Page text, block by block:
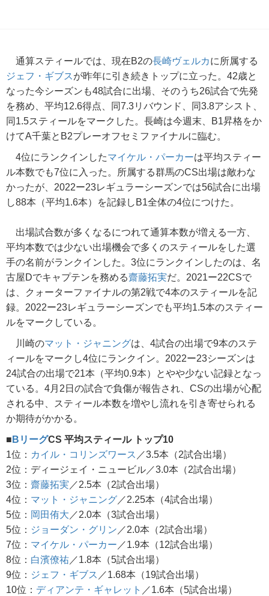
通算スティールでは、現在B2の長崎ヴェルカに所属する
ジェフ・ギブスが昨年に引き続きトップに立った。42歳と
なった今シーズンも48試合に出場、そのうち26試合で先発
を務め、平均12.6得点、同7.3リバウンド、同3.8アシスト、
同1.5スティールをマークした。長崎は今週末、B1昇格をか
けてA千葉とB2プレーオフセミファイナルに臨む。
4位にランクインしたマイケル・パーカーは平均スティー
ル本数でも7位に入った。所属する群馬のCS出場は敵わな
かったが、2022ー23レギュラーシーズンでは56試合に出場
し88本（平均1.6本）を記録しB1全体の4位につけた。
出場試合数が多くなるにつれて通算本数が増える一方、
平均本数では少ない出場機会で多くのスティールをした選
手の名前がランクインした。3位にランクインしたのは、名
古屋Dでキャプテンを務める齋藤拓実だ。2021ー22CSで
は、クォーターファイナルの第2戦で4本のスティールを記
録。2022ー23レギュラーシーズンでも平均1.5本のスティー
ルをマークしている。
川崎のマット・ジャニングは、4試合の出場で9本のステ
ィールをマークし4位にランクイン。2022ー23シーズンは
24試合の出場で21本（平均0.9本）とやや少ない記録となっ
ている。4月2日の試合で負傷が報告され、CSの出場が心配
される中、スティール本数を増やし流れを引き寄せられる
か期待がかかる。
■ BリーグCS 平均スティール トップ10
1位： カイル・コリンズワース ／3.5本（2試合出場）
2位：ディージェイ・ニュービル／3.0本（2試合出場）
3位： 齋藤拓実 ／2.5本（2試合出場）
4位： マット・ジャニング ／2.25本（4試合出場）
5位： 岡田侑大 ／2.0本（3試合出場）
5位： ジョーダン・グリン ／2.0本（2試合出場）
7位： マイケル・パーカー ／1.9本（12試合出場）
8位： 白濱僚祐 ／1.8本（5試合出場）
9位： ジェフ・ギブス ／1.68本（19試合出場）
10位： ディアンテ・ギャレット ／1.6本（5試合出場）